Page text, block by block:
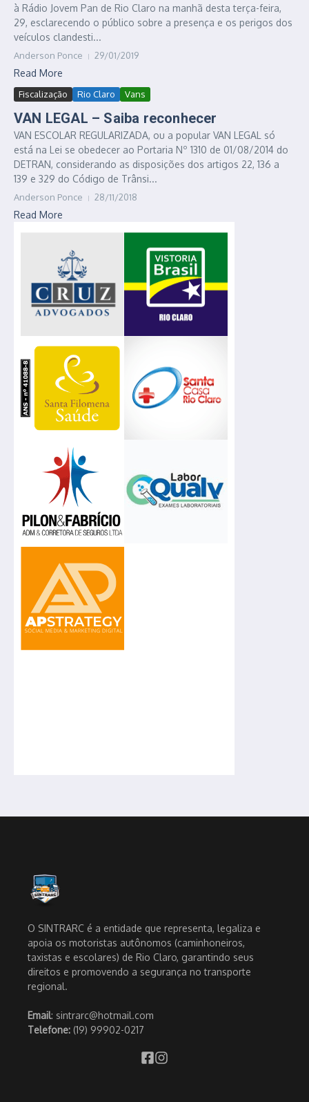
à Rádio Jovem Pan de R⁮io Claro na manhã desta terça-feira,
29, esclarecendo o público sobre a presença e os perigos dos
veículos clandesti...
Anderson Ponce 29/01/2019
Read More
Fiscalização Rio Claro Vans
VAN LEGAL – Saiba reconhecer
VAN ESCOLAR REGULARIZADA, ou a popular VAN LEGAL só
está na Lei se obedecer ao Portaria Nº 1310 de 01/08/2014 do
DETRAN, considerando as disposições dos artigos 22, 136 a
139 e 329 do Código de Trânsi...
Anderson Ponce 28/11/2018
Read More
O SINTRARC é a entidade que representa, legaliza e
apoia os motoristas autônomos (caminhoneiros,
taxistas e escolares) de Rio Claro, garantindo seus
direitos e promovendo a segurança no transporte
regional.
Email: sintrarc@hotmail.com
Telefone: (19) 99902-0217